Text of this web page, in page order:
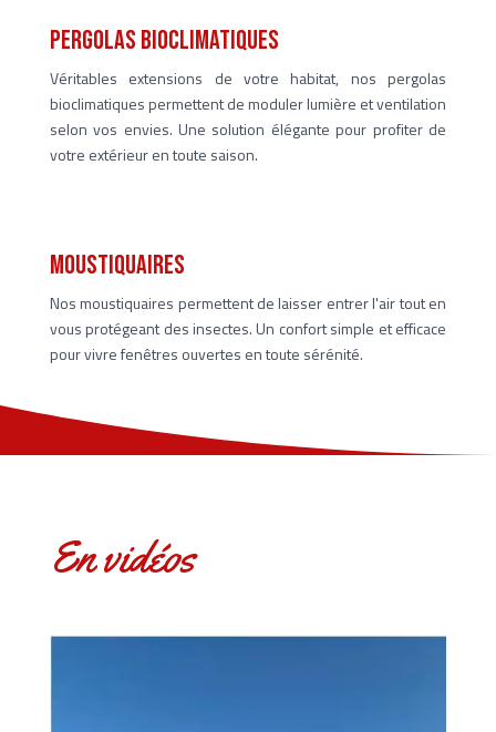
pergolas bioclimatiques
Véritables extensions de votre habitat, nos pergolas
bioclimatiques permettent de moduler lumière et ventilation
selon vos envies. Une solution élégante pour profiter de
votre extérieur en toute saison.
moustiquaires
Nos moustiquaires permettent de laisser entrer l'air tout en
vous protégeant des insectes. Un confort simple et efficace
pour vivre fenêtres ouvertes en toute sérénité.
En vidéos